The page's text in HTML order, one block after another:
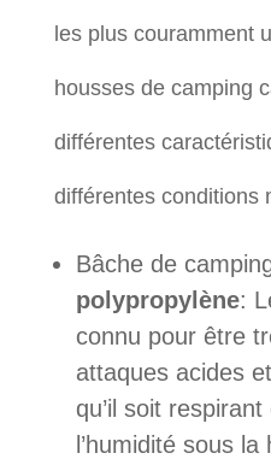
les plus couramment
housses de camping
différentes
différentes conditions
Bâche de
polypropylène:
connu pour être
attaques acides
qu’il soit
l’humidité sous